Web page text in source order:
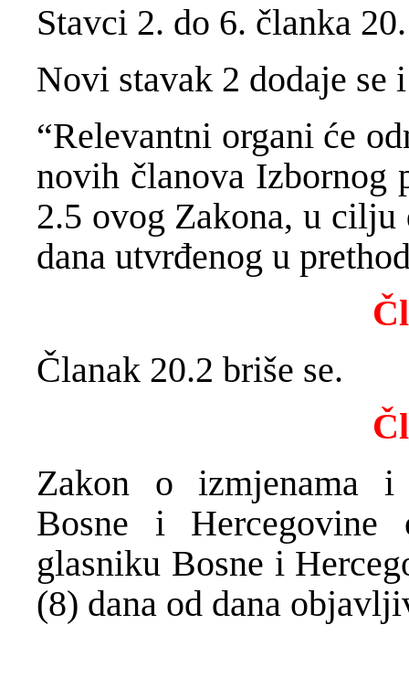
Stavci 2. do 6. članka
Novi stavak 2 dodaje se
“Relevantni organi će
novih članova Izbornog
2.5 ovog Zakona, u cilju
dana utvrđenog u
Članak 20.2 briše se.
Zakon o izmjenama i
Bosne i Hercegovine
glasniku Bosne i
(8) dana od dana